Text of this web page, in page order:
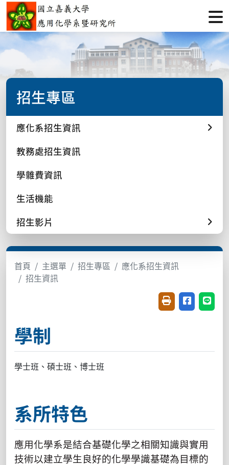
招生專區
應化系招生資訊
教務處招生資訊
學雜費資訊
生活機能
招生影片
首頁 主選單 招生專區
應化系招生資訊
招生資訊
友善列印(開新視
分享至臉書
分享
學制
學士班、碩士班、博士班
系所特色
應用化學系是結合基礎化學之相關知識與實用
技術以建立學生良好的化學學識基礎為目標的